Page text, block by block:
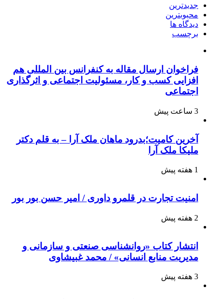
جدیدترین
محبوبترین
دیدگاه ها
برچسب
فراخوان ارسال مقاله به کنفرانس بین المللی هم
افزایی کسب و کار، مسئولیت اجتماعی و اثرگذاری
اجتماعی
3 ساعت پیش
آخرین کامیت؛بدرود ماهان ملک آرا – به قلم دکتر
ملیکا ملک آرا
1 هفته پیش
امنیت تجارت در قلمرو داوری / امیر حسن بور بور
2 هفته پیش
انتشار کتاب «روانشناسی صنعتی و سازمانی و
مدیریت منابع انسانی» / محمد غبیشاوی
3 هفته پیش